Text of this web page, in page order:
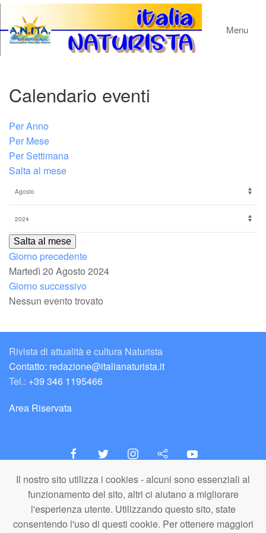
Il nostro sito utilizza i cookies - alcuni sono essenziali al
funzionamento del sito, altri ci aiutano a migliorare
l'esperienza utente. Utilizzando questo sito, state
consentendo l'uso di questi cookie. Per ottenere maggiori
Menu
Calendario eventi
Per Anno
Per Mese
Per Settimana
Salta al mese
Salta al mese
Giorno precedente
Martedì 20 Agosto 2024
Giorno successivo
Nessun evento trovato
Rivista di attualità e cultura Naturista
Contatto: redazione@italianaturista.it
Tel.: +39 346 1195466
Area Riservata
italiaNATURISTA
Editore e Redazione
A.N.ITA. Associazione Naturista Italiana (APS)
C.F. 80203710159